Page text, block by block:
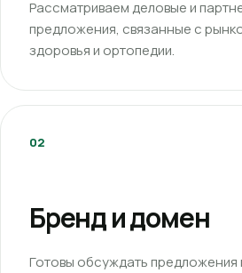
Рассматриваем деловые и
предложения, связанные с
здоровья и ортопедии.
02
Бренд и домен
Готовы обсуждать предложения